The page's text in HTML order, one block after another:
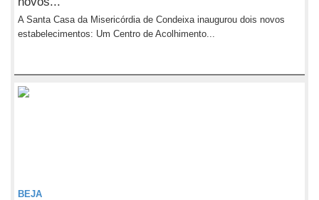
A Santa Casa da Misericórdia de Condeixa inaugurou dois novos
estabelecimentos: Um Centro de Acolhimento...
BEJA